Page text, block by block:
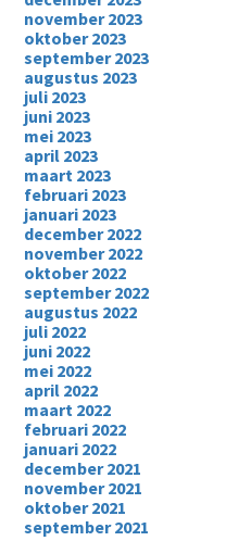
november 2023
oktober 2023
september 2023
augustus 2023
juli 2023
juni 2023
mei 2023
april 2023
maart 2023
februari 2023
januari 2023
december 2022
november 2022
oktober 2022
september 2022
augustus 2022
juli 2022
juni 2022
mei 2022
april 2022
maart 2022
februari 2022
januari 2022
december 2021
november 2021
oktober 2021
september 2021